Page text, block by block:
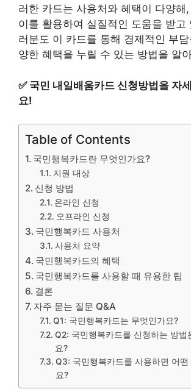
러한 카드는 사용처와 혜택이 다양해
이를 활용하여 실질적인 도움을 받고
러분도 이 카드를 통해 경제적인 부
양한 혜택을 누릴 수 있는 방법을 알
✅ 국민 내일배움카드 신청방법을 자
요!
Table of Contents
국민행복카드란 무엇인가요?
지원 대상
신청 방법
온라인 신청
오프라인 신청
국민행복카드 사용처
사용처 요약
국민행복카드의 혜택
국민행복카드를 사용할 때 유용한 팁
결론
자주 묻는 질문 Q&A
Q1: 국민행복카드는 무엇인가요?
Q2: 국민행복카드를 신청하는 방법
요?
Q3: 국민행복카드를 사용하면 어떤
요?